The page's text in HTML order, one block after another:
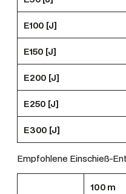
E100 [J]
E150 [J]
E200 [J]
E250 [J]
E300 [J]
Empfohlene Einschieß-
100 m